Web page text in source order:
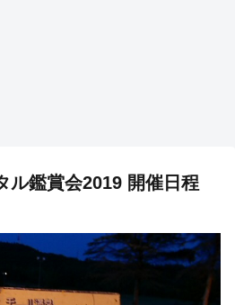
ル鑑賞会2019 開催日程